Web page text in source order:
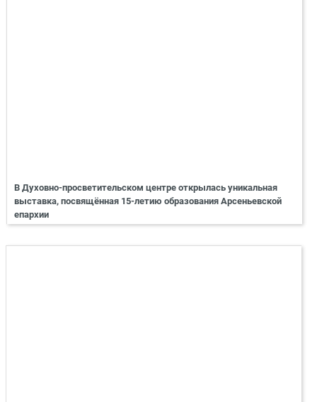
В Духовно-просветительском центре открылась уникальная
выставка, посвящённая 15-летию образования Арсеньевской
епархии